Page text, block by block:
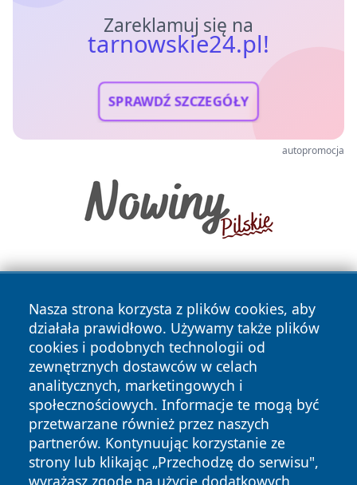
Zareklamuj się na
tarnowskie24.pl!
SPRAWDŹ SZCZEGÓŁY
autopromocja
Nasza strona korzysta z plików cookies, aby
działała prawidłowo. Używamy także plików
cookies i podobnych technologii od
zewnętrznych dostawców w celach
analitycznych, marketingowych i
społecznościowych. Informacje te mogą być
przetwarzane również przez naszych
partnerów. Kontynuując korzystanie ze
strony lub klikając „Przechodzę do serwisu",
wyrażasz zgodę na użycie dodatkowych
Copyright © 2026 tarnowskie24.pl Wszystkie prawa
zastrzeżone.
News Autorzy
Polityka
Prywatności
Polityka
Cookies